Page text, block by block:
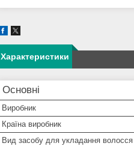
Характеристики
Основні
Виробник
Країна виробник
Вид засобу для укладання волосся